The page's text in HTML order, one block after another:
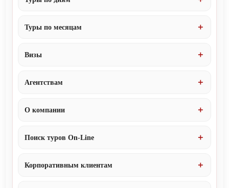
Туры по месяцам
Визы
Агентствам
О компании
Поиск туров On-Line
Корпоративным клиентам